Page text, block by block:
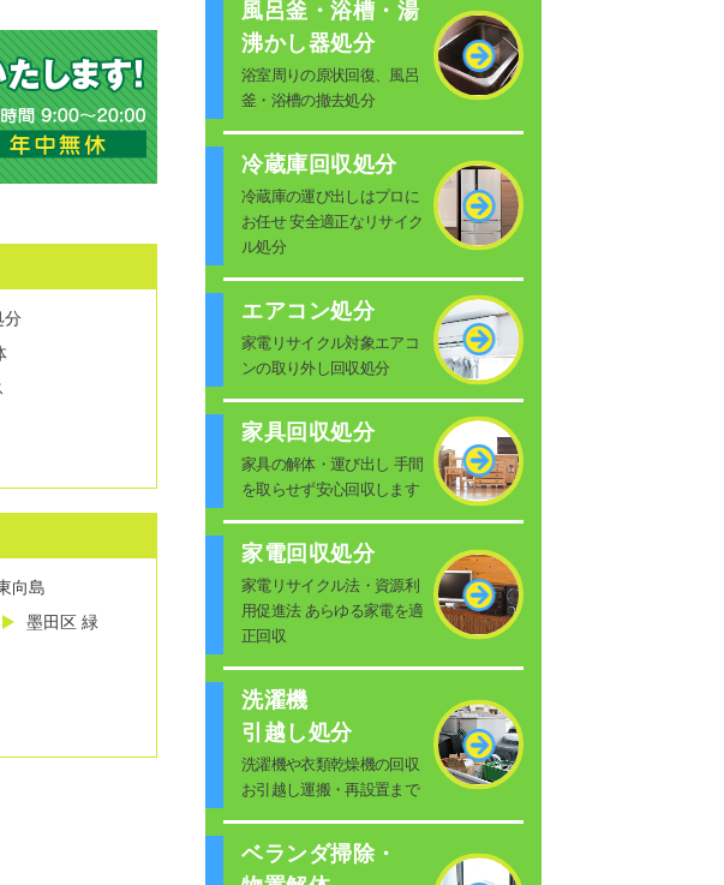
分
向島
墨田区 緑
風呂釜・浴槽・湯
沸かし器処分
浴室周りの原状回復、風呂
釜・浴槽の撤去処分
冷蔵庫回収処分
冷蔵庫の運び出しはプロに
お任せ 安全適正なリサイク
ル処分
エアコン処分
家電リサイクル対象エアコ
ンの取り外し回収処分
家具回収処分
家具の解体・運び出し 手間
を取らせず安心回収します
家電回収処分
家電リサイクル法・資源利
用促進法 あらゆる家電を適
正回収
洗濯機
引越し処分
洗濯機や衣類乾燥機の回収
お引越し運搬・再設置まで
ベランダ掃除・